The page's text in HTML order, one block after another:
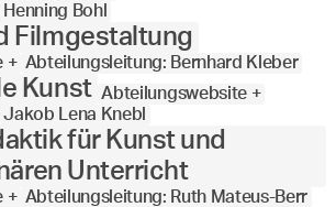
Bohl
Filmgestaltung
+ Abteilungsleitung: Bernhard Kleber
Kunst Abteilungswebsite +
Lena Knebl
für Kunst und
Unterricht
+ Abteilungsleitung: Ruth Mateus-Berr